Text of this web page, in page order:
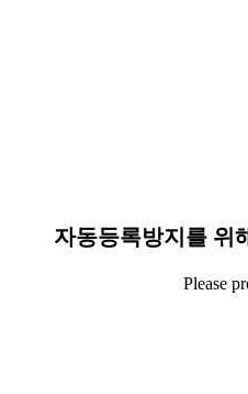
자동등록방지를 위
Please